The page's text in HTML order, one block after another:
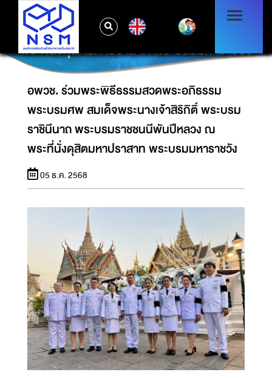
อพวช. ร่วมพระพิธีธรรมสวดพระอภิธรรม
พระบรมศพ สมเด็จพระนางเจ้าสิริกิติ์ พระบรม
ราชินีนาถ พระบรมราชชนนีพันปีหลวง ณ
พระที่นั่งดุสิตมหาปราสาท พระบรมมหาราชวัง
อพวช. ร่วมพระพิธีธรรมสวดพระอภิธรรม
พระบรมศพ สมเด็จพระนางเจ้าสิริกิติ์ พระบรม
ราชินีนาถ พระบรมราชชนนีพันปีหลวง ณ
พระที่นั่งดุสิตมหาปราสาท พระบรมมหาราชวัง
05 ธ.ค. 2568